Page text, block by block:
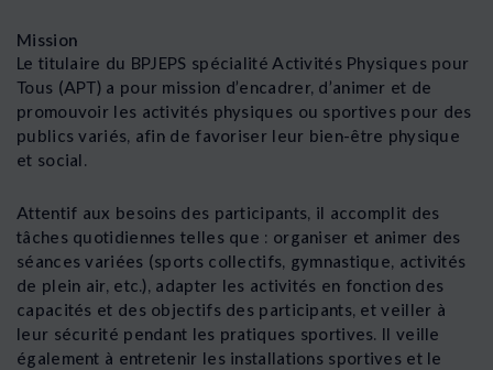
Mission
Le titulaire du BPJEPS spécialité Activités Physiques pour
Tous (APT) a pour mission d’encadrer, d’animer et de
promouvoir les activités physiques ou sportives pour des
publics variés, afin de favoriser leur bien-être physique
et social.
Attentif aux besoins des participants, il accomplit des
tâches quotidiennes telles que : organiser et animer des
séances variées (sports collectifs, gymnastique, activités
de plein air, etc.), adapter les activités en fonction des
capacités et des objectifs des participants, et veiller à
leur sécurité pendant les pratiques sportives. Il veille
également à entretenir les installations sportives et le